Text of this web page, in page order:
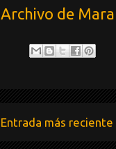
Archivo de
Entrada más reciente